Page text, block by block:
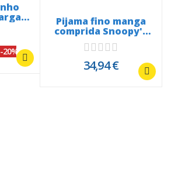
-20%
Pijama fino manga
comprida Snoopy's
People 20218
34,94 €